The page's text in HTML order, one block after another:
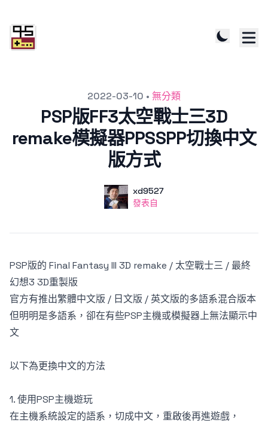
2022-03-10 • 無分類
PSP版FF3太空戰士三3D
remake模擬器PPSSPP切換中文
版方式
使用者
xd9527
發表自
發表自
PSP版的 Final Fantasy III 3D remake / 太空戰士三 / 最終
幻想3 3D重製版
官方有推出繁體中文版 / 日文版 / 英文版的多語系混合版本
但明明是多語系，卻在有些PSP主機或模擬器上無法顯示中
文
以下為更換中文的方法
1. 使用PSP主機遊玩
在主機系統設定的語系，切成中文，重啟後再進遊戲，